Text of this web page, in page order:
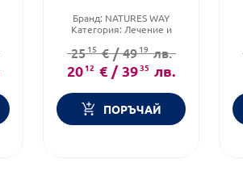
смущения 59мл Nature's
Бранд: NATURES WAY
Категория: Лечение и
Форма на продукта:капки
2515€ / 4919лв.
2012 € / 3935 лв.
ПОРЪЧАЙ